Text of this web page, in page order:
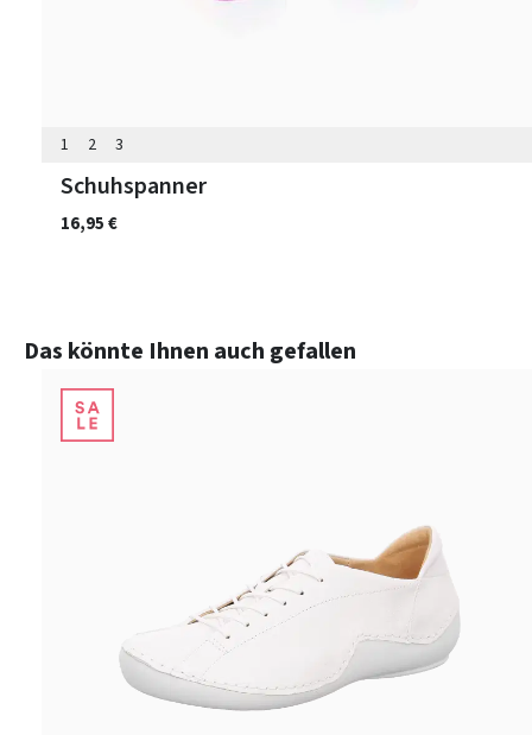
1 2 3
Schuhspanner
16,95 €
Produktgalerie überspringen
Das könnte Ihnen auch gefallen